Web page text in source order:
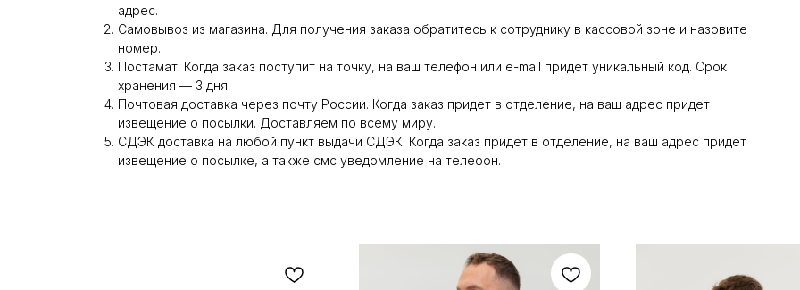
адрес.
Самовывоз из магазина. Для получения заказа обратитесь к сотруднику в кассовой зоне и назовите
номер.
Постамат. Когда заказ поступит на точку, на ваш телефон или e-mail придет уникальный код. Срок
хранения — 3 дня.
Почтовая доставка через почту России. Когда заказ придет в отделение, на ваш адрес придет
извещение о посылки. Доставляем по всему миру.
СДЭК доставка на любой пункт выдачи СДЭК. Когда заказ придет в отделение, на ваш адрес придет
извещение о посылке, а также смс уведомление на телефон.